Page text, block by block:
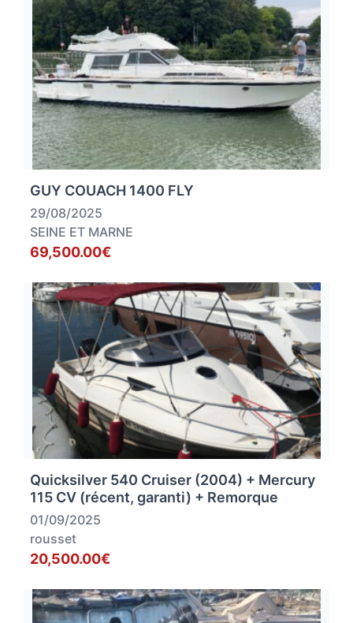
GUY COUACH 1400 FLY
29/08/2025
SEINE ET MARNE
69,500.00€
Quicksilver 540 Cruiser (2004) + Mercury
115 CV (récent, garanti) + Remorque
01/09/2025
rousset
20,500.00€